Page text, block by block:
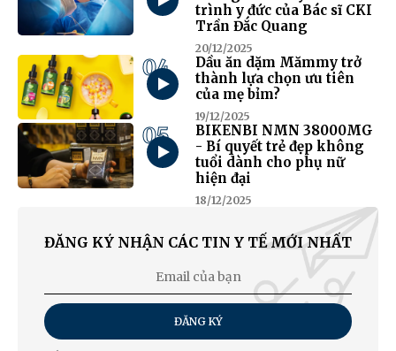
trình y đức của Bác sĩ CKI
Trần Đắc Quang
20/12/2025
04
Dầu ăn dặm Mămmy trở
thành lựa chọn ưu tiên
của mẹ bỉm?
19/12/2025
05
BIKENBI NMN 38000MG
- Bí quyết trẻ đẹp không
tuổi dành cho phụ nữ
hiện đại
18/12/2025
ĐĂNG KÝ NHẬN CÁC TIN Y TẾ MỚI NHẤT
ĐĂNG KÝ